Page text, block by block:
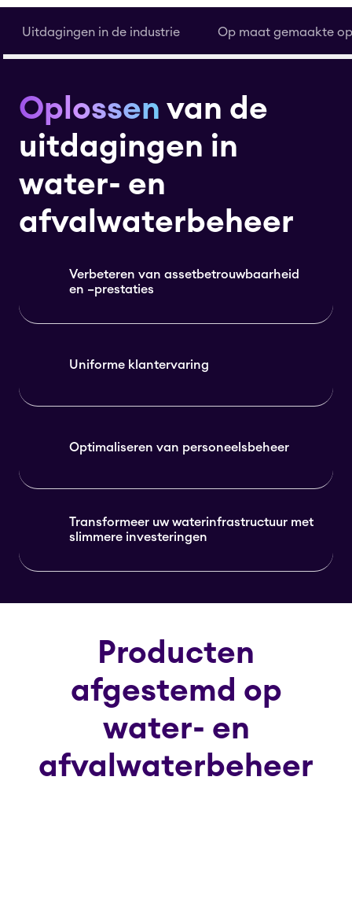
Uitdagingen in de industrie Op maat gemaakte
Oplossen van de
uitdagingen in
water- en
afvalwaterbeheer
Verbeteren van assetbetrouwbaarheid
en –prestaties
Uniforme klantervaring
Optimaliseren van personeelsbeheer
Transformeer uw waterinfrastructuur met
slimmere investeringen
Producten
afgestemd op
water- en
afvalwaterbeheer